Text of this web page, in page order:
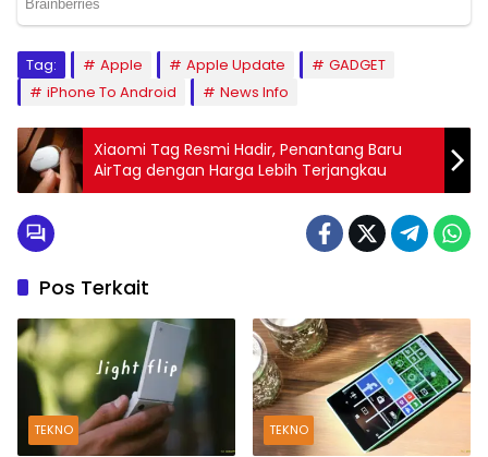
Tag: Apple Apple Update
GADGET
iPhone To Android
News Info
Xiaomi Tag Resmi Hadir, Penantang Baru
AirTag dengan Harga Lebih Terjangkau
Pos Terkait
TEKNO TEKNO